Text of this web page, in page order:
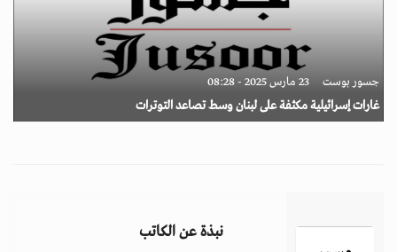
جسور بوست 23 مارس 2025 - 08:28
غارات إسرائيلية مكثفة على لبنان وسط تصاعد التوترات
نبذة عن الكاتب